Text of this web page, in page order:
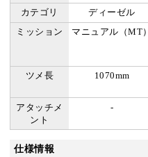
カテゴリ
ディーゼル
ミッション
マニュアル（MT）
ツメ長 1070mm
アタッチメ
ント
-
仕様情報